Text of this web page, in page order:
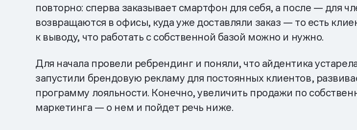
повторно: сперва заказывает смартфон для себя, а после — для
возвращаются в офисы, куда уже доставляли заказ — то есть
к выводу, что работать с собственной базой можно и нужно.
Для начала провели ребрендинг и поняли, что айдентика
запустили брендовую рекламу для постоянных клиентов,
программу лояльности. Конечно, увеличить продажи по
маркетинга — о нем и пойдет речь ниже.